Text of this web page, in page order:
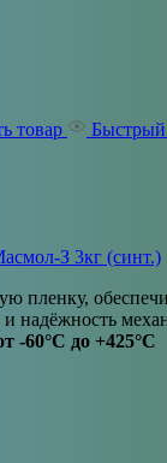
товар
З 3кг (синт.)
пленку,
и надёжность
-60°C до +425°C